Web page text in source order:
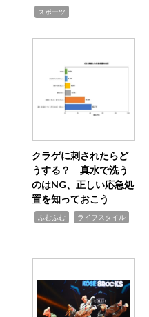
スポーツ
クラゲに刺されたらど
うする？ 真水で洗う
のはNG、正しい応急処
置を知っておこう
ふむふむ ライフスタイル